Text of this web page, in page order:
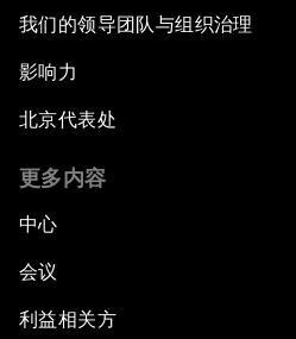
我们的领导团队与组织治理
影响力
北京代表处
更多内容
中心
会议
利益相关方